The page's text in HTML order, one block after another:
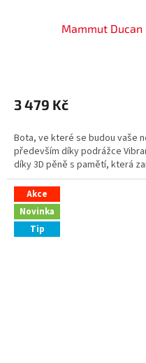
Mammut Ducan
3 479 Kč
Bota, ve které se budou vaše
především díky podrážce
díky 3D pěně s pamětí, která
Akce
Novinka
Tip